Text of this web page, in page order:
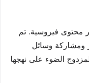
محتوى فيروسية. تم
ومشاركة وسائل
الضوء على نهجها